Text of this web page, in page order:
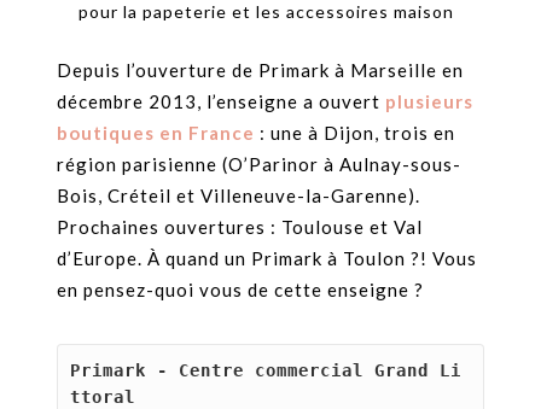
pour la papeterie et les accessoires maison
Depuis l’ouverture de Primark à Marseille en
décembre 2013, l’enseigne a ouvert plusieurs
boutiques en France : une à Dijon, trois en
région parisienne (O’Parinor à Aulnay-sous-
Bois, Créteil et Villeneuve-la-Garenne).
Prochaines ouvertures : Toulouse et Val
d’Europe. À quand un Primark à Toulon ?! Vous
en pensez-quoi vous de cette enseigne ?
Primark - Centre commercial Grand Li